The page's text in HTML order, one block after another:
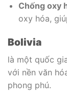
Chống oxy
oxy hóa,
Bolivia
là một quốc
với nền văn
phong phú.